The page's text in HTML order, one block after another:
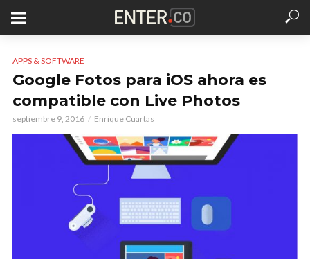
APPS & SOFTWARE
Google Fotos para iOS ahora es
compatible con Live Photos
septiembre 9, 2016 Enrique Cuartas